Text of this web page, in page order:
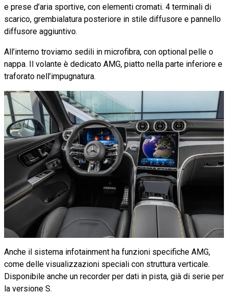
e prese d’aria sportive, con elementi cromati. 4 terminali di
scarico, grembialatura posteriore in stile diffusore e pannello
diffusore aggiuntivo.
All’interno troviamo sedili in microfibra, con optional pelle o
nappa. Il volante è dedicato AMG, piatto nella parte inferiore e
traforato nell’impugnatura.
Anche il sistema infotainment ha funzioni specifiche AMG,
come delle visualizzazioni speciali con struttura verticale.
Disponibile anche un recorder per dati in pista, già di serie per
la versione S.